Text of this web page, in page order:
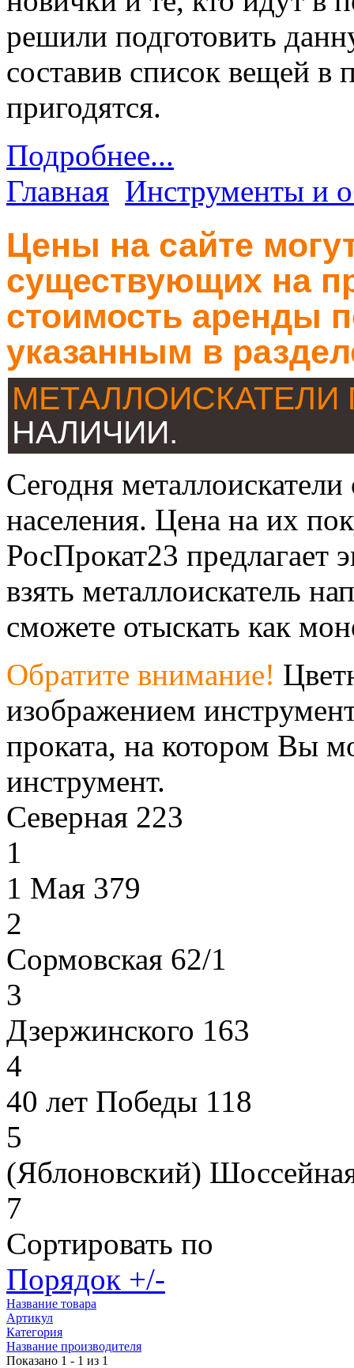
решили подготовить
составив список вещей в
пригодятся.
Подробнее...
Главная Инструменты и
Цены на сайте
существующих на
стоимость аренды
указанным в
НАЛИЧИИ.
Сегодня
населения. Цена на их
РосПрокат23 предлагает
взять металлоискатель
сможете отыскать как
Обратите внимание!
изображением
проката, на котором Вы
инструмент.
Северная 223
1
1 Мая 379
2
Сормовская 62/1
3
Дзержинского 163
4
40 лет Победы 118
5
(Яблоновский)
7
Сортировать по
Порядок +/-
Название товара
Артикул
Категория
Название производителя
Показано 1 - 1 из 1